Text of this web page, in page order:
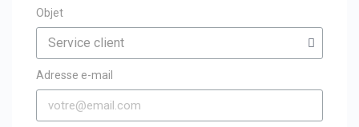
Objet
Adresse e-mail